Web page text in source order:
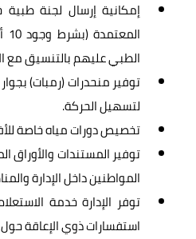
إمكانية إرسال لجنة طبية
الطبي عليهم بالتنسيق مع
توفير منحدرات (رمبات)
لتسهيل الحركة.
تخصيص دورات مياه خاصة
توفير المستندات والأوراق
المواطنين داخل الإدارة
توفر الإدارة خدمة
استفسارات ذوي الإعاقة